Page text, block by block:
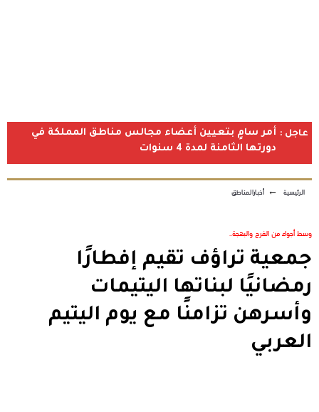
عاجل : أمر سامٍ بتعيين أعضاء مجالس مناطق المملكة في
دورتها الثامنة لمدة 4 سنوات
الرئيسية ← أخبارالمناطق
وسط أجواء من الفرح والبهجة..
جمعية تراؤف تقيم إفطارًا
رمضانيًا لبناتها اليتيمات
وأسرهن تزامنًا مع يوم اليتيم
العربي